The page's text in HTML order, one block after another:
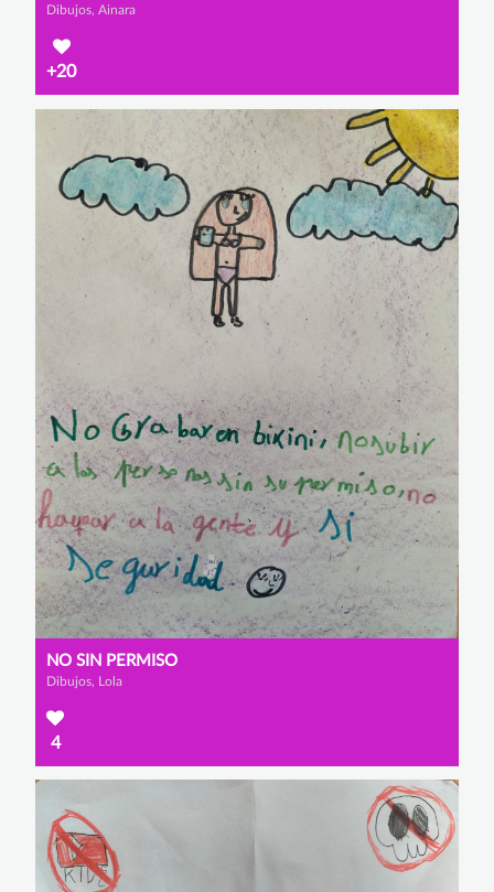
Dibujos, Ainara
+20
NO SIN PERMISO
Dibujos, Lola
4